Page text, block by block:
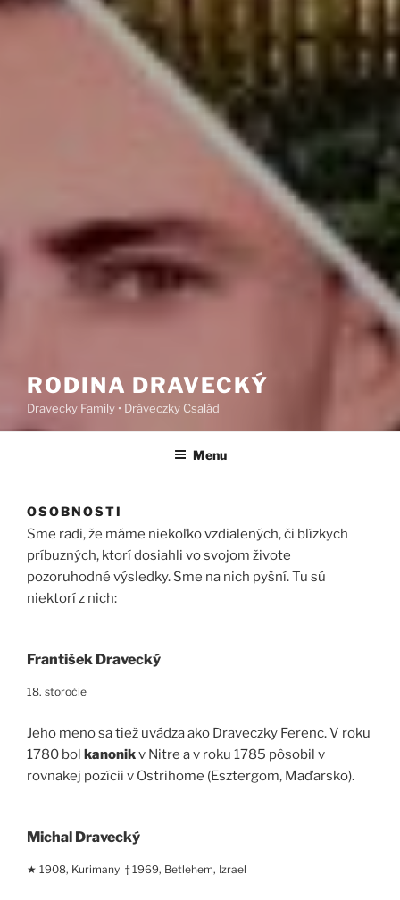
RODINA DRAVECKÝ
Dravecky Family • Dráveczky Család
Menu
OSOBNOSTI
Sme radi, že máme niekoľko vzdialených, či blízkych
príbuzných, ktorí dosiahli vo svojom živote
pozoruhodné výsledky. Sme na nich pyšní. Tu sú
niektorí z nich:
František Dravecký
18. storočie
Jeho meno sa tiež uvádza ako Draveczky Ferenc. V roku
1780 bol kanonikv Nitre a v roku 1785 pôsobil v
rovnakej pozícii v Ostrihome (Esztergom, Maďarsko).
Michal Dravecký
★ 1908, Kurimany † 1969, Betlehem, Izrael